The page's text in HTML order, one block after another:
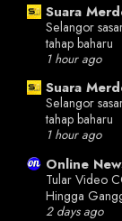
Suara
Selangor
tahap baharu
1 hour ago
Suara
Selangor
tahap baharu
1 hour ago
Online
Tular Video
Hingga
2 days ago